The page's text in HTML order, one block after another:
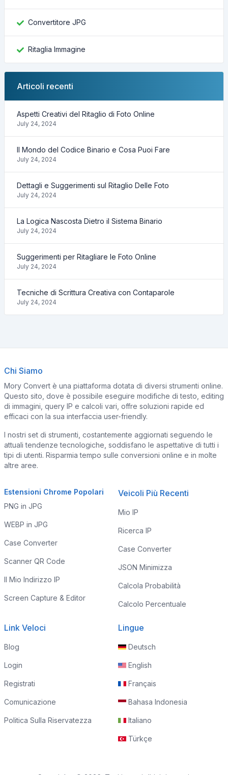
Convertitore JPG
Ritaglia Immagine
Articoli recenti
Aspetti Creativi del Ritaglio di Foto Online
July 24, 2024
Il Mondo del Codice Binario e Cosa Puoi Fare
July 24, 2024
Dettagli e Suggerimenti sul Ritaglio Delle Foto
July 24, 2024
La Logica Nascosta Dietro il Sistema Binario
July 24, 2024
Suggerimenti per Ritagliare le Foto Online
July 24, 2024
Tecniche di Scrittura Creativa con Contaparole
July 24, 2024
Chi Siamo
Mory Convert è una piattaforma dotata di diversi strumenti online.
Questo sito, dove è possibile eseguire modifiche di testo, editing
di immagini, query IP e calcoli vari, offre soluzioni rapide ed
efficaci con la sua interfaccia user-friendly.
I nostri set di strumenti, costantemente aggiornati seguendo le
attuali tendenze tecnologiche, soddisfano le aspettative di tutti i
tipi di utenti. Risparmia tempo sulle conversioni online e in molte
altre aree.
Estensioni Chrome Popolari
PNG in JPG
WEBP in JPG
Case Converter
Scanner QR Code
Il Mio Indirizzo IP
Screen Capture & Editor
Veicoli Più Recenti
Mio IP
Ricerca IP
Case Converter
JSON Minimizza
Calcola Probabilità
Calcolo Percentuale
Link Veloci
Blog
Login
Registrati
Comunicazione
Politica Sulla Riservatezza
Lingue
Deutsch
English
Français
Bahasa Indonesia
Italiano
Türkçe